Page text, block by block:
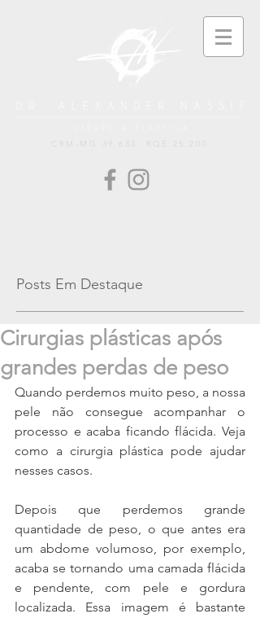
CRM-MG 39.633 RQE 25.200
Posts Em Destaque
Cirurgias plásticas após
grandes perdas de peso
Quando perdemos muito peso, a nossa
pele não consegue acompanhar o
processo e acaba ficando flácida. Veja
como a cirurgia plástica pode ajudar
nesses casos.
Depois que perdemos grande
quantidade de peso, o que antes era
um abdome volumoso, por exemplo,
acaba se tornando uma camada flácida
e pendente, com pele e gordura
localizada. Essa imagem é bastante